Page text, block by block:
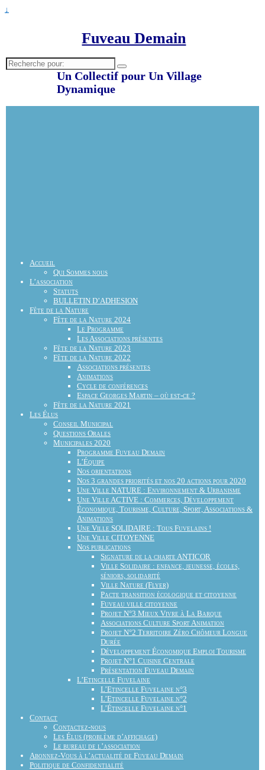
↓
Fuveau Demain
Recherche
pour:
Un Collectif pour Un Village
Dynamique
Accueil
Qui Sommes nous
L’association
Statuts
BULLETIN D’ADHESION
Fête de la Nature
Fête de la Nature 2024
Le Programme
Les Associations présentes
Fête de la Nature 2023
Fête de la Nature 2022
Associations présentes
Animations
Cycle de conférences
Espace Georges Martin – où est-ce ?
Fête de la Nature 2021
Les Élus
Conseil Municipal
Questions Orales
Municipales 2020
Programme Fuveau Demain
L’Équipe
Nos orientations
Nos 3 grandes priorités et nos 20 actions pour 2020
Une Ville NATURE : Environnement & Urbanisme
Une Ville ACTIVE : Commerces, Développement
Économique, Tourisme, Culture, Sport, Associations &
Animations
Une Ville SOLIDAIRE : Tous Fuvelains !
Une Ville CITOYENNE
Nos publications
Signature de la charte ANTICOR
Ville Solidaire : enfance, jeunesse, écoles,
séniors, solidarité
Ville Nature (Flyer)
Pacte transition écologique et citoyenne
Fuveau ville citoyenne
Projet N°3 Mieux Vivre à La Barque
Associations Culture Sport Animation
Projet N°2 Territoire Zéro Chômeur Longue
Durée
Développement Économique Emploi Tourisme
Projet N°1 Cuisine Centrale
Présentation Fuveau Demain
L’Etincelle Fuvelaine
L’Etincelle Fuvelaine n°3
L’Etincelle Fuvelaine n°2
L’Étincelle Fuvelaine n°1
Contact
Contactez-nous
Les Élus (problème d’affichage)
Le bureau de l’association
Abonnez-Vous à l’actualité de Fuveau Demain
Politique de Confidentialité